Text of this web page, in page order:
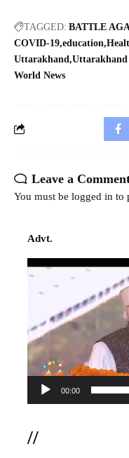
TAGGED: BATTLE
COVID-19 education
Uttarakhand
World News
Leave a
You must be logged in to
Advt.
Video
00:00
//